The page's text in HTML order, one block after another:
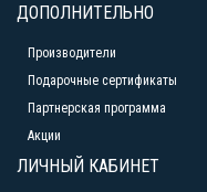
ДОПОЛНИТЕЛЬНО
Производители
Подарочные сертификаты
Партнерская программа
Акции
ЛИЧНЫЙ КАБИНЕТ